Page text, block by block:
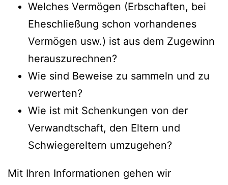
Welches Vermögen (Erbschaften, bei
Eheschließung schon vorhandenes
Vermögen usw.) ist aus dem Zugewinn
herauszurechnen?
Wie sind Beweise zu sammeln und zu
verwerten?
Wie ist mit Schenkungen von der
Verwandtschaft, den Eltern und
Schwiegereltern umzugehen?
Mit Ihren Informationen gehen wir